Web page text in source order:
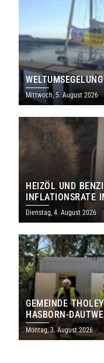
Mittwoch, 5. August 2026
HEIZÖL UND
INFLATIONSRATE
Dienstag, 4. August 2026
GEMEINDE
HASBORN-
MILLIONEN EURO
Montag, 3. August 2026